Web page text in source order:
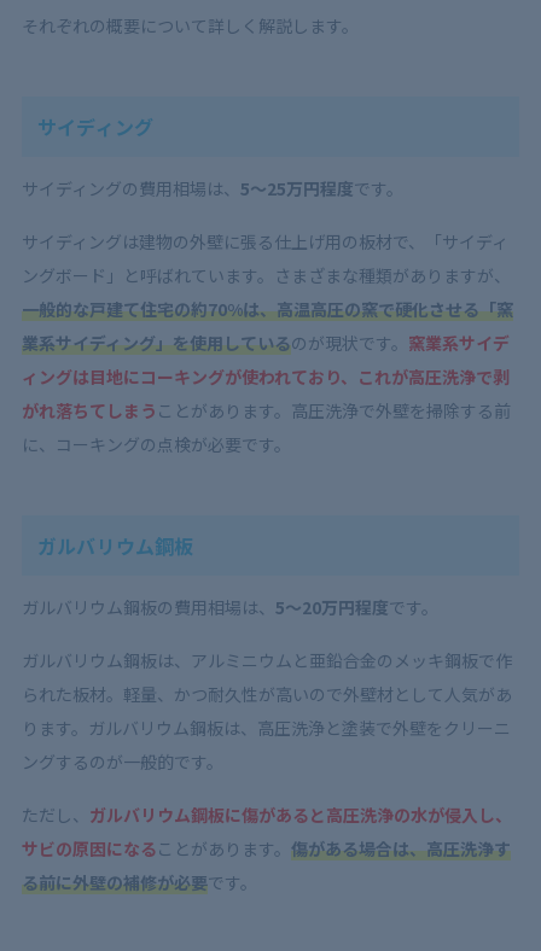
それぞれの概要について詳しく解説します。
サイディング
サイディングの費用相場は、 5〜25万円程度です。
サイディングは建物の外壁に張る仕上げ用の板材で、「サイディ
ングボード」と呼ばれています。さまざまな種類がありますが、
一般的な戸建て住宅の約70%は、高温高圧の窯で硬化させる「窯
業系サイディング」を使用しているのが現状です。 窯業系サイデ
ィングは目地にコーキングが使われており、これが高圧洗浄で剥
がれ落ちてしまう ことがあります。高圧洗浄で外壁を掃除する前
に、コーキングの点検が必要です。
ガルバリウム鋼板
ガルバリウム鋼板の費用相場は、 5〜20万円程度です。
ガルバリウム鋼板は、アルミニウムと亜鉛合金のメッキ鋼板で作
られた板材。軽量、かつ耐久性が高いので外壁材として人気があ
ります。ガルバリウム鋼板は、高圧洗浄と塗装で外壁をクリーニ
ングするのが一般的です。
ただし、 ガルバリウム鋼板に傷があると高圧洗浄の水が侵入し、
サビの原因になることがあります。 傷がある場合は、高圧洗浄す
る前に外壁の補修が必要です。